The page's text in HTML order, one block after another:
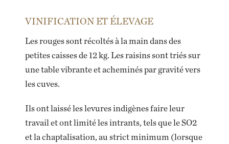
VINIFICATION ET ÉLEVAGE
Les rouges sont récoltés à la main dans des
petites caisses de 12 kg. Les raisins sont triés sur
une table vibrante et acheminés par gravité vers
les cuves.
Ils ont laissé les levures indigènes faire leur
travail et ont limité les intrants, tels que le SO2
et la chaptalisation, au strict minimum (lorsque